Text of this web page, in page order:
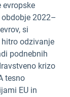
evropske
obdobje 2022–
si
hitro odzivanje
podnebnih
krizo
tesno
EU in